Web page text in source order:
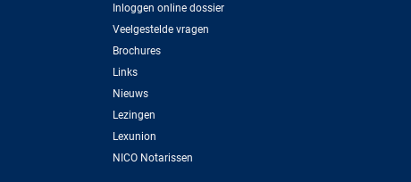
Inloggen online dossier
Veelgestelde vragen
Brochures
Links
Nieuws
Lezingen
Lexunion
NICO Notarissen